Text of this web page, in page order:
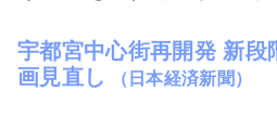
宇都宮中心街再開発 新
画見直し
（日本経済新聞）